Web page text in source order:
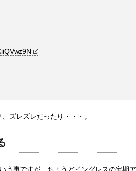
ズレズレだったり・・・。
う事ですが、ちょうどイングレスの定期ア